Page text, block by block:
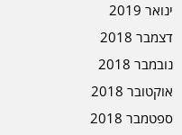
ינואר 2019
דצמבר 2018
נובמבר 2018
אוקטובר 2018
ספטמבר 2018